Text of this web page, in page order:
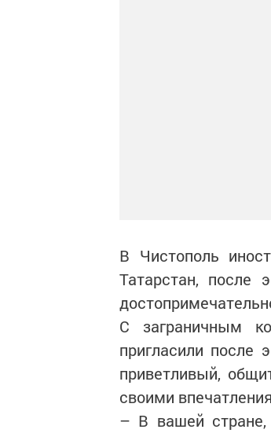
В Чистополь
Татарстан, после
С заграничным
пригласили после
приветливый,
своими
– В вашей стране,